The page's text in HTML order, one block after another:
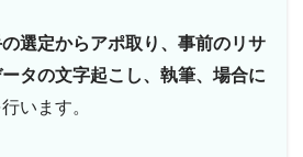
選定からアポ取り、事前のリサ
タの文字起こし、執筆、場合に
います。